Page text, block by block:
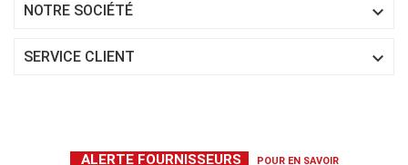
NOTRE SOCIÉTÉ 
SERVICE CLIENT 
ALERTE FOURNISSEURS POUR EN SAVOIR